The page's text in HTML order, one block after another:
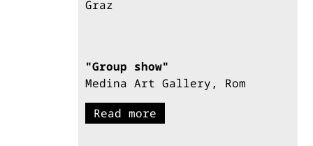
Graz
"Group show"
Medina Art Gallery, Rom
Read more